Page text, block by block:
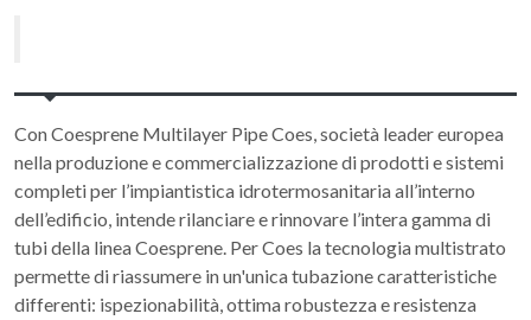
Con Coesprene Multilayer Pipe Coes, società leader europea
nella produzione e commercializzazione di prodotti e sistemi
completi per l’impiantistica idrotermosanitaria all’interno
dell’edificio, intende rilanciare e rinnovare l’intera gamma di
tubi della linea Coesprene. Per Coes la tecnologia multistrato
permette di riassumere in un'unica tubazione caratteristiche
differenti: ispezionabilità, ottima robustezza e resistenza